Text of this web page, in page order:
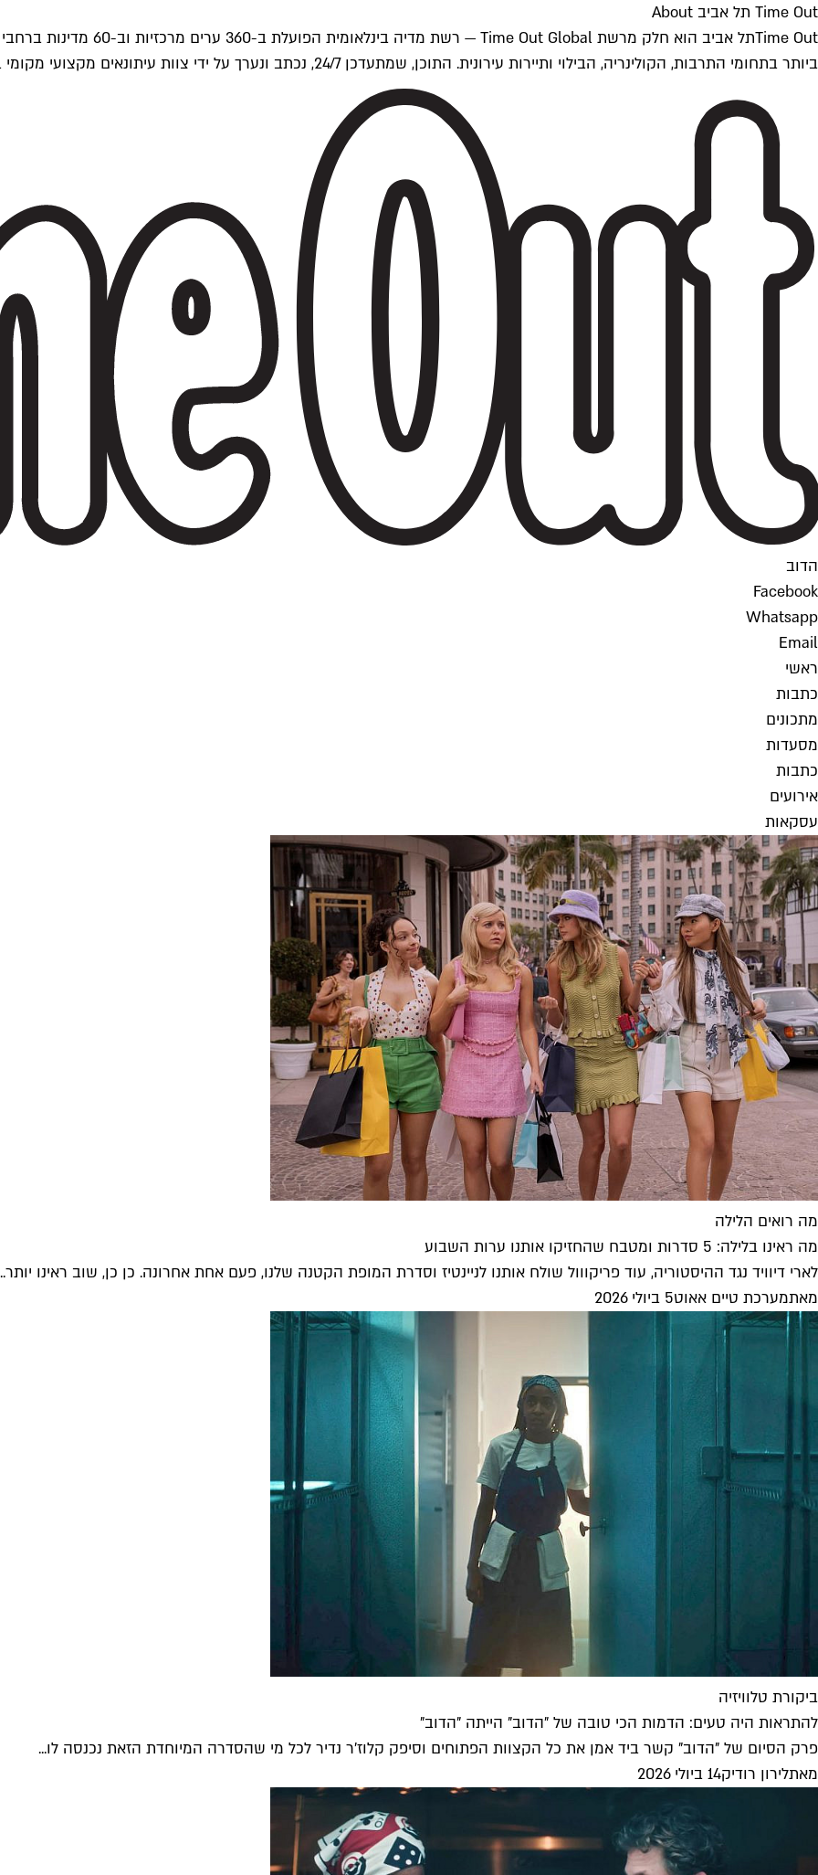
Time Out תל אביב About
ביותר בתחומי התרבות, הקולינריה, הבילוי ותיירות עירונית. התוכן, שמתעדכן 24/7, נכתב ונערך על ידי צוות עיתונאים מקצועי מקומי בישראל, בהתאם לסטנדרטים של Time Out העולמית.
הדוב
Facebook
Whatsapp
Email
ראשי
כתבות
מתכונים
מסעדות
כתבות
אירועים
עסקאות
מה רואים הלילה
מה ראינו בלילה: 5 סדרות ומטבח שהחזיקו אותנו ערות השבוע
לארי דיוויד נגד ההיסטוריה, עוד פריקווול שולח אותנו לניינטיז וסדרת המופת הקטנה שלנו, פעם אחת אחרונה. כן כן, שוב ראינו
מאתמערכת טיים אאוט5 ביולי 2026
ביקורת טלוויזיה
להתראות היה טעים: הדמות הכי טובה של "הדוב" הייתה "הדוב"
פרק הסיום של "הדוב" קשר ביד אמן את כל הקצוות הפתוחים וסיפק קלוז'ר נדיר לכל מי שהסדרה המיוחדת הזאת נכנסה לו...
מאתלירון רודיק14 ביולי 2026